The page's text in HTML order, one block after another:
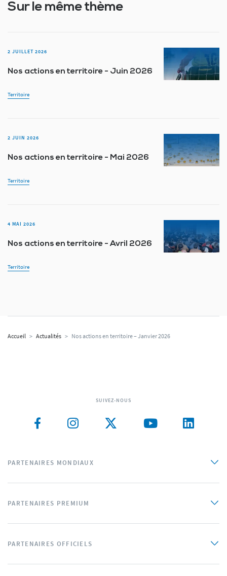
Sur le même thème
2 JUILLET 2026
Nos actions en territoire - Juin 2026
Territoire
2 JUIN 2026
Nos actions en territoire - Mai 2026
Territoire
4 MAI 2026
Nos actions en territoire - Avril 2026
Territoire
Accueil > Actualités > Nos actions en territoire – Janvier 2026
SUIVEZ-NOUS
PARTENAIRES MONDIAUX
PARTENAIRES PREMIUM
PARTENAIRES OFFICIELS